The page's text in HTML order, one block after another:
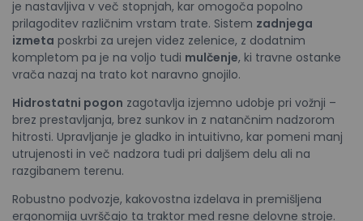
je nastavljiva v več stopnjah, kar omogoča popolno
prilagoditev različnim vrstam trate. Sistem zadnjega
izmeta poskrbi za urejen videz zelenice, z dodatnim
kompletom pa je na voljo tudi mulčenje, ki travne ostanke
vrača nazaj na trato kot naravno gnojilo.
Hidrostatni pogon zagotavlja izjemno udobje pri vožnji –
brez prestavljanja, brez sunkov in z natančnim nadzorom
hitrosti. Upravljanje je gladko in intuitivno, kar pomeni manj
utrujenosti in več nadzora tudi pri daljšem delu ali na
razgibanem terenu.
Robustno podvozje, kakovostna izdelava in premišljena
ergonomija uvrščajo ta traktor med resne delovne stroje.